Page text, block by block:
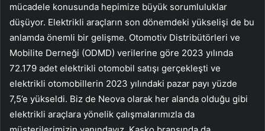
mücadele konusunda hepimize büyük sorumluluklar
düşüyor. Elektrikli araçların son dönemdeki yükselişi de bu
anlamda önemli bir gelişme. Otomotiv Distribütörleri ve
Mobilite Derneği (ODMD) verilerine göre 2023 yılında
72.179 adet elektrikli otomobil satışı gerçekleşti ve
elektrikli otomobillerin 2023 yılındaki pazar payı yüzde
7,5’e yükseldi. Biz de Neova olarak her alanda olduğu gibi
elektrikli araçlara yönelik çalışmalarımızla da